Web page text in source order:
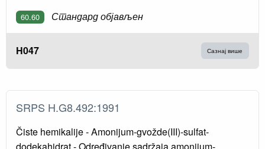
60.60 Стандард објављен
H047 Сазнај више
SRPS H.G8.492:1991
Čiste hemikalije - Amonijum-gvožde(III)-sulfat-
dodekahidrat - Određivanje sadržaja amonijum-